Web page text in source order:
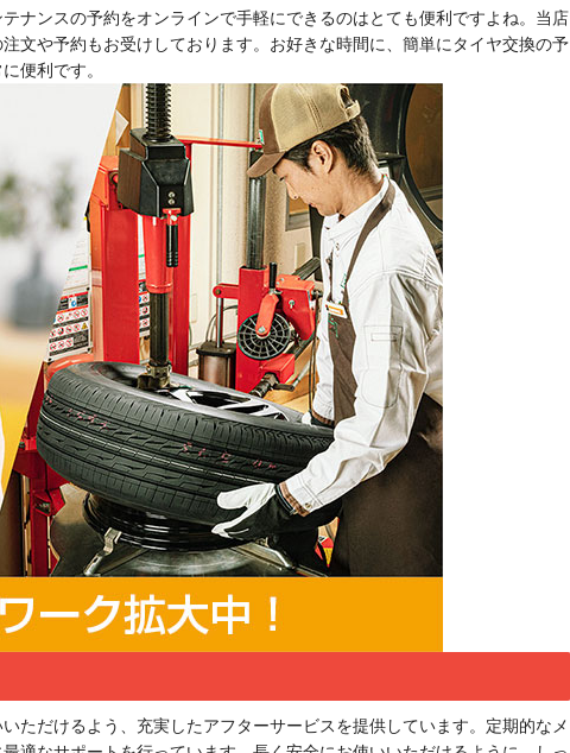
ナンスの予約をオンラインで手軽にできるのはとても便利ですよね。当店
文や予約もお受けしております。お好きな時間に、簡単にタイヤ交換の予
便利です。
ただけるよう、充実したアフターサービスを提供しています。定期的なメ